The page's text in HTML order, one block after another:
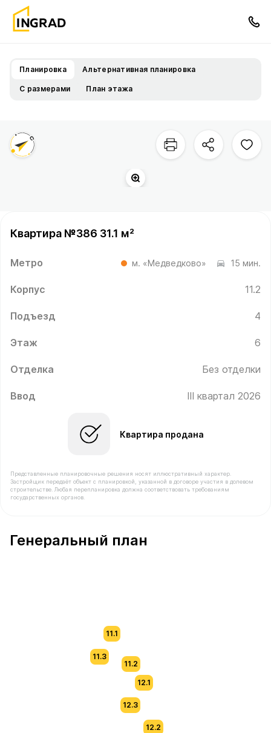
Планировка Альтернативная планировка
С размерами План этажа
Квартира №386 31.1 м²
Метро м. «Медведково» 15 мин.
Корпус 11.2
Подъезд 4
Этаж 6
Отделка Без отделки
Ввод III квартал 2026
Квартира продана
Представленные планировочные решения носят иллюстративный характер.
Застройщик передаёт объект с планировкой, указанной в договоре участия в долевом
строительстве. Любая перепланировка должна соответствовать требованиям
государственных органов.
Генеральный план
11.3
11.1
11.2
12.1
12.2
12.3